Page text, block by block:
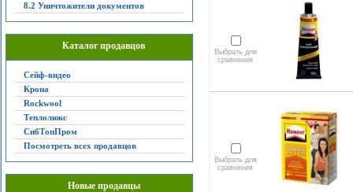
8.2 Уничтожители документов
Каталог продавцов
Сейф-видео
Крона
Rockwool
Теплолюкс
СибТопПром
Посмотреть всех продавцов
Новые продавцы
Выбрать для
сравнения
Выбрать для
сравнения